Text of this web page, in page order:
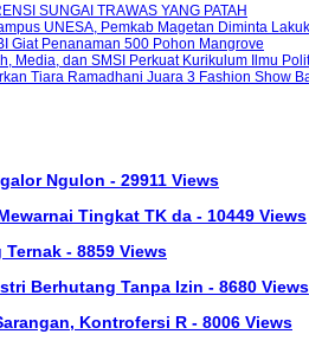
SUNGAI TRAWAS YANG PATAH
UNESA, Pemkab Magetan Diminta
Giat Penanaman 500 Pohon Mangrove
Media, dan SMSI Perkuat Kurikulum Ilmu
Tiara Ramadhani Juara 3 Fashion Show
Ngulon - 29911 Views
Tingkat TK da - 10449 Views
- 8859 Views
Berhutang Tanpa Izin - 8680 Views
Kontrofersi R - 8006 Views